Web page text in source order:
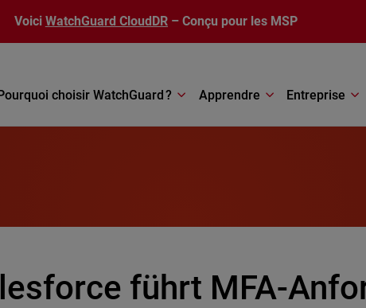
Voici WatchGuard CloudDR – Conçu pour les MSP
choisir WatchGuard ? Apprendre Entreprise
führt MFA-